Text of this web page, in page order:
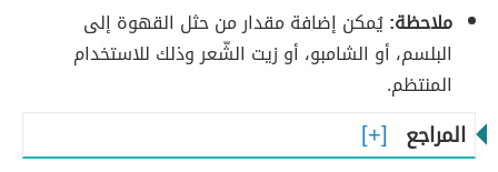
ملاحظة:يُمكن إضافة مقدار من حثل القهوة إلى
البلسم، أو الشامبو، أو زيت الشّعر وذلك للاستخدام
المنتظم.
المراجع